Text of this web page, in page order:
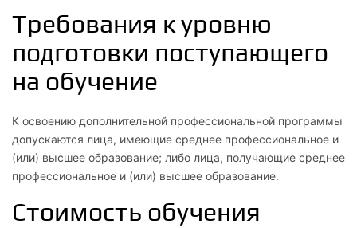
Требования к уровню
подготовки поступающего
на обучение
К освоению дополнительной профессиональной программы
допускаются лица, имеющие среднее профессиональное и
(или) высшее образование; либо лица, получающие среднее
профессиональное и (или) высшее образование.
Стоимость обучения